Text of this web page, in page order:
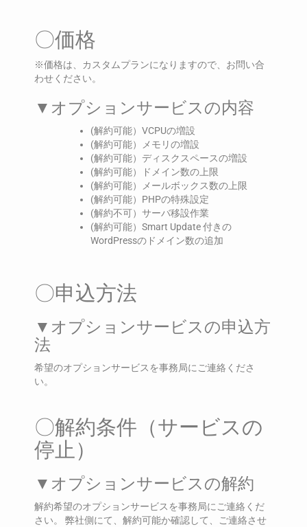
〇価格
※価格は、カスタムプランになりますので、お問い合
わせください。
▼オプションサービスの内容
(解約可能）VCPUの増設
(解約可能）メモリの増設
(解約可能）ディスクスペースの増設
(解約可能）ドメイン数の上限
(解約可能）メールボックス数の上限
(解約可能）PHPの特殊設定
(解約不可）サーバ移設作業
(解約可能）Smart Update 付きの
WordPressのドメイン数の追加
〇申込方法
▼オプションサービスの申込方
法
希望のオプションサービスを事務局にご連絡くださ
い。
〇解約条件（サービスの
停止）
▼オプションサービスの解約
解約希望のオプションサービスを事務局にご連絡くだ
さい。 弊社側にて、解約可能か確認して、ご連絡させ